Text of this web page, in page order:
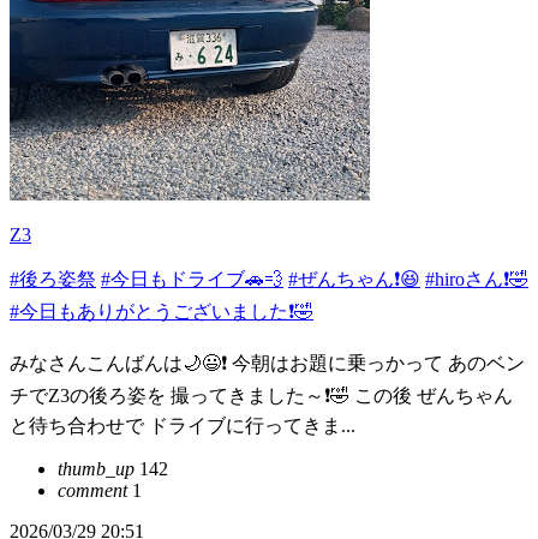
Z3
#後ろ姿祭 #今日もドライブ🚗💨 #ぜんちゃん❗😆 #hiroさん❗🤣
#今日もありがとうございました❗️🤣
みなさんこんばんは🌙😃❗ 今朝はお題に乗っかって あのベン
チでZ3の後ろ姿を 撮ってきました～❗🤣 この後 ぜんちゃん
と待ち合わせで ドライブに行ってきま...
thumb_up 142
comment1
2026/03/29 20:51